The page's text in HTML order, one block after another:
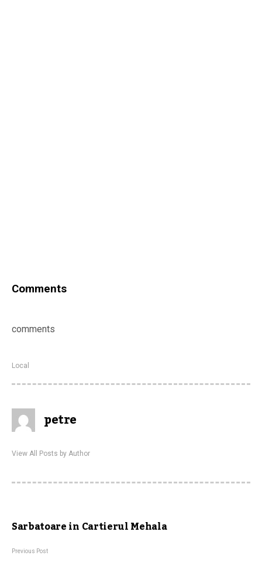
Comments
comments
Local
petre
View All Posts by Author
Sarbatoare in Cartierul Mehala
Previous Post